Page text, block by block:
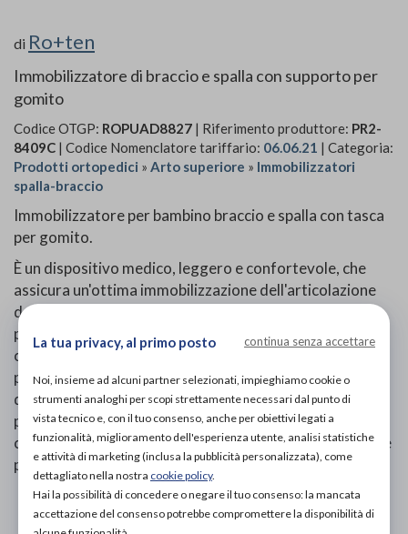
di Ro+ten
Immobilizzatore di braccio e spalla con supporto per
gomito
Codice OTGP: ROPUAD8827 | Riferimento produttore: PR2-
8409C | Codice Nomenclatore tariffario: 06.06.21 | Categoria:
Prodotti ortopedici » Arto superiore » Immobilizzatori
spalla-braccio
Immobilizzatore per bambino braccio e spalla con tasca
per gomito.
È un dispositivo medico, leggero e confortevole, che
assicura un'ottima immobilizzazione dell'articolazione
della spalla mantenendo l'arto interessato in una
posizione corretta ed efficace per tutto il periodo di
convalescenza. La fascia in accoppiato bianco
perfeziona il bloccaggio articolare e dunque l'efficacia
del trattamento. Di facile applicazione, assume la sua
posizione funzionale in pochissimi secondi. Il tessuto in
cotone al 100%, traspirante, lavabile e resistente, rende
più confortevole l'utilizzo.
PROVA E ACQUISTA IN NEGOZIO
La tua privacy, al primo posto continua senza accettare
Noi, insieme ad alcuni partner selezionati, impieghiamo cookie o
strumenti analoghi per scopi strettamente necessari dal punto di
vista tecnico e, con il tuo consenso, anche per obiettivi legati a
funzionalità, miglioramento dell'esperienza utente, analisi statistiche
e attività di marketing (inclusa la pubblicità personalizzata), come
dettagliato nella nostra cookie policy.
Hai la possibilità di concedere o negare il tuo consenso: la mancata
accettazione del consenso potrebbe compromettere la disponibilità di